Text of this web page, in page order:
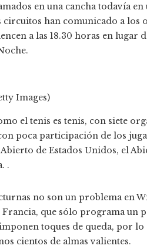
en una cancha todavía en
circuitos han comunicado a los
a las 18.30 horas en lugar
Images)
el tenis es tenis, con siete
poca participación de los
de Estados Unidos, el
.
no son un problema en
Francia, que sólo programa un
toques de queda, por
cientos de almas valientes.